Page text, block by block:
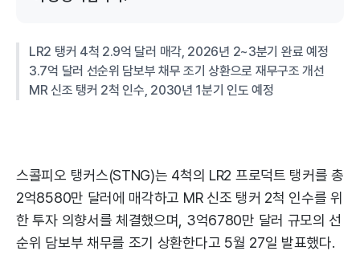
LR2 탱커 4척 2.9억 달러 매각, 2026년 2~3분기 완료 예정
3.7억 달러 선순위 담보부 채무 조기 상환으로 재무구조 개선
MR 신조 탱커 2척 인수, 2030년 1분기 인도 예정
스콜피오 탱커스(STNG)는 4척의 LR2 프로덕트 탱커를 총
2억8580만 달러에 매각하고 MR 신조 탱커 2척 인수를 위
한 투자 의향서를 체결했으며, 3억6780만 달러 규모의 선
순위 담보부 채무를 조기 상환한다고 5월 27일 발표했다.